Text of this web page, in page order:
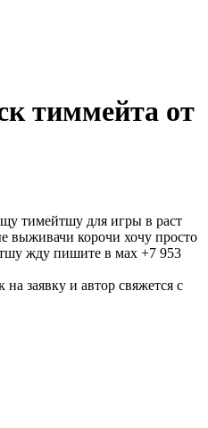
тиммейта от
тимейтшу для игры в раст
корочи хочу просто
жду пишите в мах +7 953
на заявку и автор свяжется с